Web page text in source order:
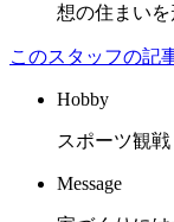
想の住まいを
このスタッフの記
Hobby
スポーツ観戦
Message